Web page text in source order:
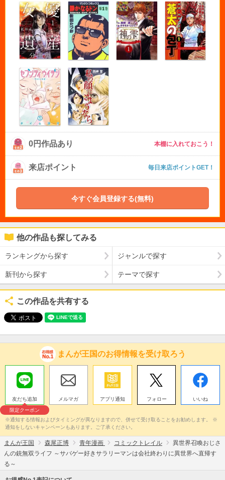
0円作品あり 本棚に入れておこう！
来店ポイント 毎日来店ポイントGET！
今すぐ会員登録する(無料)
他の作品も探してみる
ランキングから探す ジャンルで探す
新刊から探す テーマで探す
この作品を共有する
まんが王国のお得情報を受け取ろう
友だち追加
限定クーポン
メルマガ アプリ通知 フォロー いいね
※通知する情報およびタイミングが異なりますので、併せて受け取ることをお勧めします。 ※
通知をしないキャンペーンもあります。ご了承ください。
まんが王国 森尾正博 青年漫画 コミックトレイル
異世界召喚おじさ
んの銃無双ライフ ～サバゲー好きサラリーマンは会社終わりに異世界へ直帰す
る～